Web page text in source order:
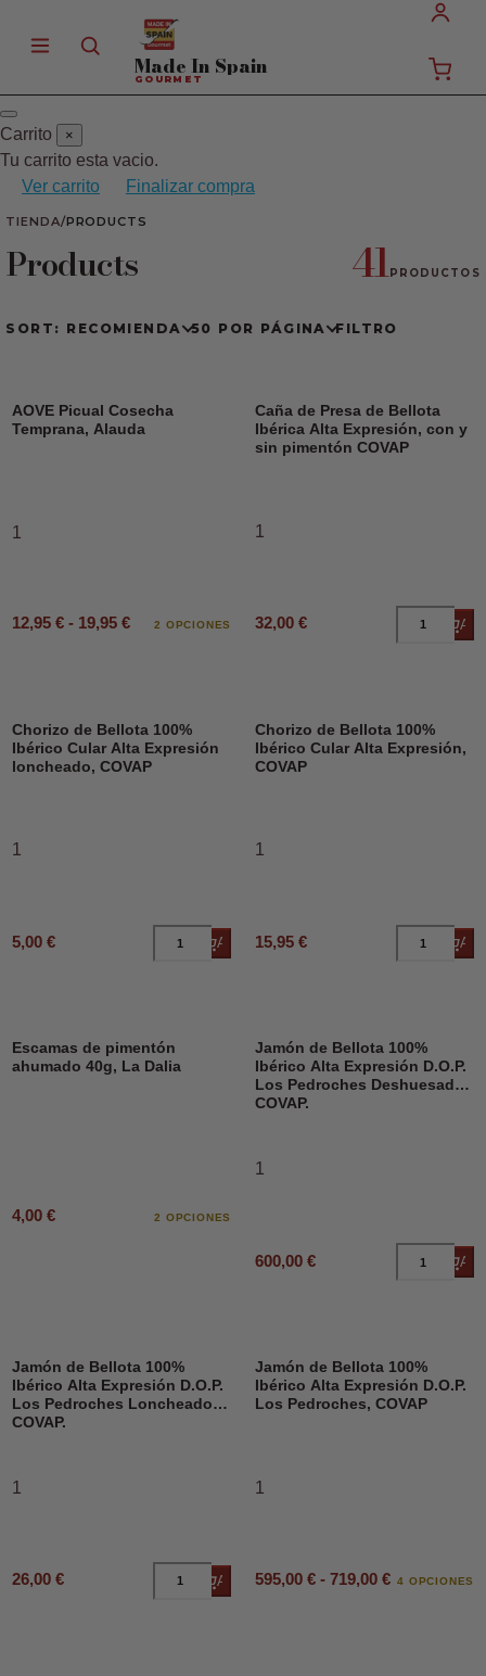
Made In Spain
GOURMET
Carrito ×
Tu carrito esta vacio.
Ver carrito
Finalizar compra
TIENDA/PRODUCTS
Products 41PRODUCTOS
SORT: RECOMIENDA 50 POR PÁGINA FILTRO
AOVE Picual Cosecha
Temprana, Alauda
1
12,95 € - 19,95 € 2 OPCIONES
Caña de Presa de Bellota
Ibérica Alta Expresión, con y
sin pimentón COVAP
1
32,00 €
Chorizo de Bellota 100%
Ibérico Cular Alta Expresión
loncheado, COVAP
1
5,00 € Añadir al carrito
Chorizo de Bellota 100%
Ibérico Cular Alta Expresión,
COVAP
1
15,95 €
Escamas de pimentón
ahumado 40g, La Dalia
4,00 € 2 OPCIONES
Jamón de Bellota 100%
Ibérico Alta Expresión D.O.P.
Los Pedroches Deshuesado,
COVAP.
1
600,00 €
Jamón de Bellota 100%
Ibérico Alta Expresión D.O.P.
Los Pedroches Loncheado,
COVAP.
1
26,00 € Añadir al carrito
Jamón de Bellota 100%
Ibérico Alta Expresión D.O.P.
Los Pedroches, COVAP
1
595,00 € - 719,00 € 4 OPCIONES